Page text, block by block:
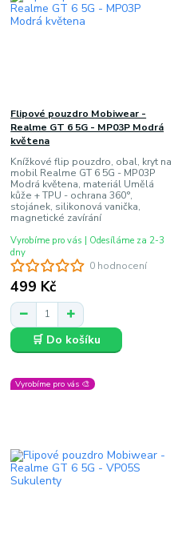
0 hodnocení
Flipové pouzdro Mobiwear -
Realme GT 6 5G - MP03P Modrá
květena
Knížkové flip pouzdro, obal, kryt na
mobil Realme GT 6 5G - MP03P
Modrá květena, materiál Umělá
kůže + TPU - ochrana 360°,
stojánek, silikonová vanička,
magnetické zavírání
499 Kč
Vyrobíme pro vás | Odesíláme za 2-3
dny
🛒 Do košíku
Vyrobíme pro vás 🎨